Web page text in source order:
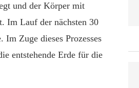
und der Körper mit
Im Lauf der nächsten 30
Zuge dieses Prozesses
entstehende Erde für die